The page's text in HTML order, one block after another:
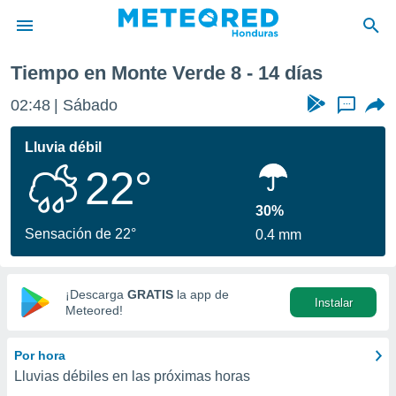
de
ha sido
para
que se
calidad.
a este
las
y
digital
basada
Tiempo en Monte Verde 8 - 14 días
02:48 Sábado ...
Lluvia débil
22°
Sensación de 22°
30%
0.4 mm
¡Descarga GRATIS la app de
Meteored!
Instalar
Por hora
Lluvias débiles en las próximas horas